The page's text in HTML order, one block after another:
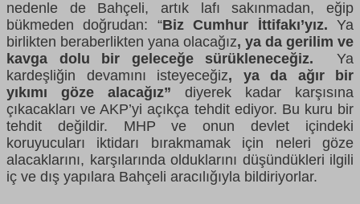
nedenle de Bahçeli, artık lafı sakınmadan, eğip
bükmeden doğrudan: “Biz Cumhur İttifakı’yız.Ya
birlikten beraberlikten yana olacağız, ya da gerilim ve
kavga dolu bir geleceğe sürükleneceğiz. Ya
kardeşliğin devamını isteyeceğiz, ya da ağır bir
yıkımı göze alacağız” diyerek kadar karşısına
çıkacakları ve AKP’yi açıkça tehdit ediyor. Bu kuru bir
tehdit değildir. MHP ve onun devlet içindeki
koruyucuları iktidarı bırakmamak için neleri göze
alacaklarını, karşılarında olduklarını düşündükleri ilgili
iç ve dış yapılara Bahçeli aracılığıyla bildiriyorlar.